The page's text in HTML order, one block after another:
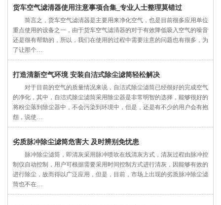
货车空气滤清器使用注意事项合集_专业人士整理莫错过
简言之，货车空气滤清器是主要用来净化空气，也是目前很多应用单位
重点使用的设备之一，由于货车空气滤清器的对于有效降低吸入空气的噪音
还是很有帮助的，所以，我们在使用的过程中需要注意的问题也有很多，为
了让那个…
打造清新空气环境 安装自洁式除尘滤筒轻松解决
对于目前的空气的质量情况来说，自洁式除尘滤筒已经很好的完成空气
的净化，其中，自洁式除尘滤筒采用除尘器是非常明智的选择，能够很好的
将粉尘落到除尘器中，不会污染到环境中，但是，还是有不少的用户会有抱
怨，说使…
劣质脉冲除尘滤筒危害大 及时辨别免忧患
脉冲除尘滤筒，即清灰采用脉冲喷吹在线清灰方式，清灰过程由脉冲控
制仪自动控制，用户可根据需要采用时间控制方式进行清灰，因能够有效的
进行除尘，故而得以广泛应用，但是，目前，市场上出现的劣质脉冲除尘滤
筒也不在…